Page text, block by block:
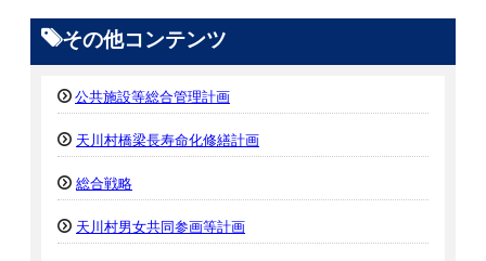
その他コンテンツ
公共施設等総合管理計画
天川村橋梁長寿命化修繕計画
総合戦略
天川村男女共同参画等計画